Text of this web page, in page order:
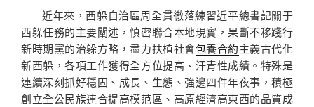
近年來，西躲自治區周全貫徹落練習近平總書記關于
西躲任務的主要闡述，慎密聯合本地現實，果斷不移踐行
新時期黨的治躲方略，盡力扶植社會包養合約主義古代化
新西躲，各項工作獲得全方位提高、汗青性成績。特殊是
連續深刻抓好穩固、成長、生態、強邊四件年夜事，積極
創立全公民族連合提高模范區、高原經濟高東西的品質成